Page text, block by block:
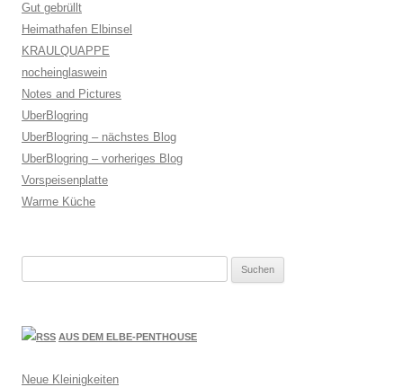
Gut gebrüllt
Heimathafen Elbinsel
KRAULQUAPPE
nocheinglaswein
Notes and Pictures
UberBlogring
UberBlogring – nächstes Blog
UberBlogring – vorheriges Blog
Vorspeisenplatte
Warme Küche
AUS DEM ELBE-PENTHOUSE
Neue Kleinigkeiten